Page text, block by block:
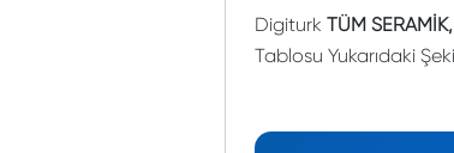
Digiturk TÜM
Tablosu Yukarıdaki